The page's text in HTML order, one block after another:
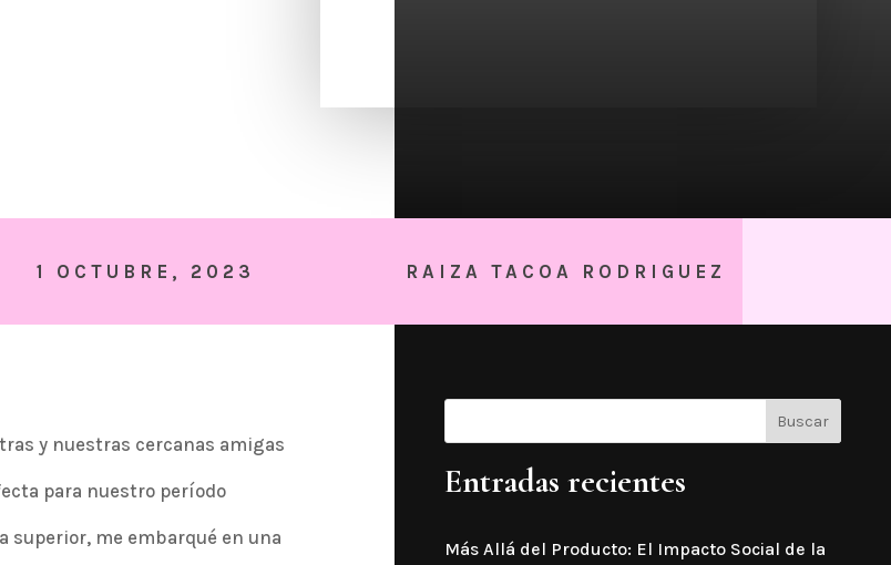
1 OCTUBRE, 2023 RAIZA TACOA RODRIGUEZ
y nuestras cercanas amigas
para nuestro período
superior, me embarqué en una
Entradas recientes
Más Allá del Producto: El Impacto Social de la